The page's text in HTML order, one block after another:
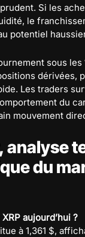
Si les
le
potentiel
sous les
dérivées,
Les traders
du
mouvement
analyse
du
aujourd’hui ?
à 1,361 $,